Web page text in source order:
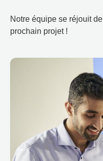
Notre équipe se réjouit
prochain projet !